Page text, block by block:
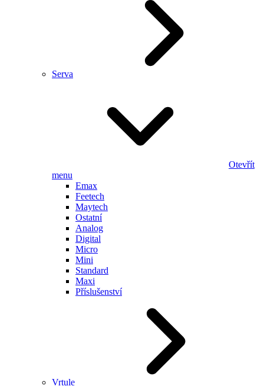
Serva
Otevřít
menu
Emax
Feetech
Maytech
Ostatní
Analog
Digital
Micro
Mini
Standard
Maxi
Příslušenství
Vrtule